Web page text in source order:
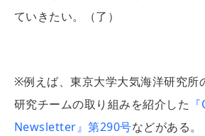
ていきたい。（了）
※例えば、東京大学大気海洋研究所
研究チームの取り組みを紹介した
Newsletter』第290号などがある。